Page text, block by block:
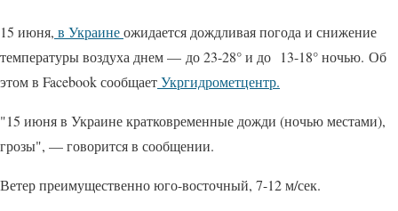
15 июня, в Украинеожидается дождливая погода и снижение
температуры воздуха днем — до 23-28° и до 13-18° ночью. Об
этом в Facebook сообщаетУкргидрометцентр.
"15 июня в Украине кратковременные дожди (ночью местами),
грозы", — говорится в сообщении.
Ветер преимущественно юго-восточный, 7-12 м/сек.